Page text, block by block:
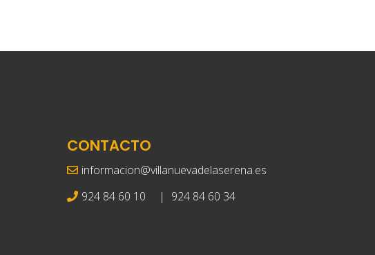
CONTACTO
informacion@villanuevadelaserena.es
924 84 60 10
| 924 84 60 34